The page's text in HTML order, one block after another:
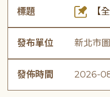
標題 【
發布單位 新北市
發佈時間 2026-